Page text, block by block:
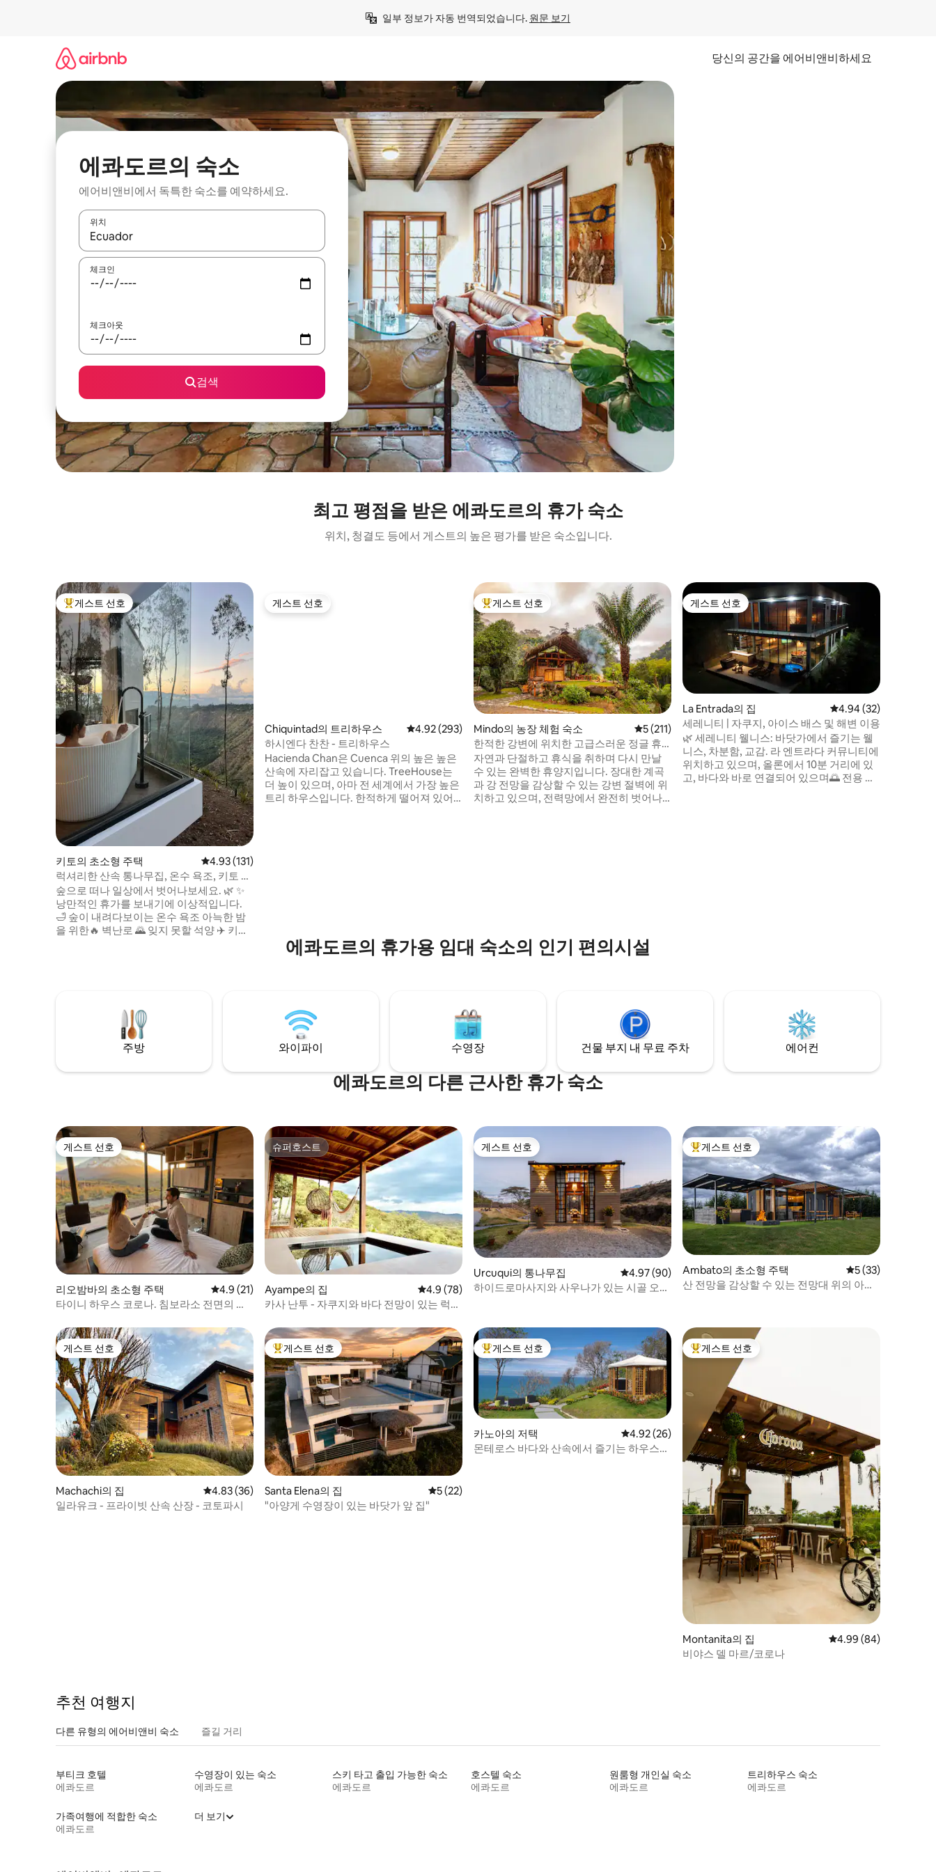
일부 정보가 자동 번역되었습니다. 원문 보기
당신의 공간을 에어비앤비하세요
에콰도르의 숙소
에어비앤비에서 독특한 숙소를 예약하세요.
위치
결과가 나오면 위·아래 화살표 키를 사용하거나 터치 또는 스와이프 동작으로 탐색하세요.
체크인
체크아웃
검색
최고 평점을 받은 에콰도르의 휴가 숙소
위치, 청결도 등에서 게스트의 높은 평가를 받은 숙소입니다.
상위 게스트 선호
게스트 선호
키토의 초소형 주택 평점 4.93점(5점 만점), 후기 131개
4.93 (131)
럭셔리한 산속 통나무집, 온수 욕조, 키토 공
항까지 20분
숲으로 떠나 일상에서 벗어나보세요. 🌿 ✨
낭만적인 휴가를 보내기에 이상적입니다.
🛁 숲이 내려다보이는 온수 욕조 아늑한 밤
을 위한🔥 벽난로 🌄 잊지 못할 석양 ✈️ 키토
긋하게 자연과 교감하며 시원한 코로나를
즐길 수 있는 곳입니다.
게스트 선호
게스트 선호
Chiquintad의 트리하우스 평점 4.92점(5점 만점), 후기 293개
4.92 (293)
하시엔다 찬찬 - 트리하우스
Hacienda Chan은 Cuenca 위의 높은 높은
산속에 자리잡고 있습니다. TreeHouse는
더 높이 있으며, 아마 전 세계에서 가장 높은
트리 하우스입니다. 한적하게 떨어져 있어
상위 게스트 선호
게스트 선호
Mindo의 농장 체험 숙소 평점 5점(5점 만점), 후기 211개
5 (211)
한적한 강변에 위치한 고급스러운 정글 휴
양지/농장 체험 숙소
자연과 단절하고 휴식을 취하며 다시 만날
수 있는 완벽한 휴양지입니다. 장대한 계곡
과 강 전망을 감상할 수 있는 강변 절벽에 위
치하고 있으며, 전력망에서 완전히 벗어나
게스트 선호
게스트 선호
La Entrada의 집 평점 4.94점(5점 만점),
4.94 (32)
세레니티 | 자쿠지, 아이스 배스 및 해변 이용
🌿 세레니티 웰니스: 바닷가에서 즐기는 웰
니스, 차분함, 교감. 라 엔트라다 커뮤니티에
위치하고 있으며, 올론에서 10분 거리에 있
고, 바다와 바로 연결되어 있으며🌅 전용 요
에콰도르의 휴가용 임대 숙소의 인기 편의시설
주방 와이파이 수영장 건물 부지 내 무료 주차 에어컨
에콰도르의 다른 근사한 휴가 숙소
게스트 선호
게스트 선호
리오밤바의 초소형 주택 평점 4.9점(5점 만점), 후기 21개
4.9 (21)
타이니 하우스 코로나. 침보라소 전면의 편
슈퍼호스트
슈퍼호스트
Ayampe의 집 평점 4.9점(5점 만점), 후기 78개
4.9 (78)
카사 난투 - 자쿠지와 바다 전망이 있는 럭셔
게스트 선호
게스트 선호
Urcuqui의 통나무집 평점 4.97점(5점 만점), 후기 90개
4.97 (90)
하이드로마사지와 사우나가 있는 시골 오두
상위 게스트 선호
게스트 선호
Ambato의 초소형 주택 평점 5점(5점 만점
5 (33)
산 전망을 감상할 수 있는 전망대 위의 아늑
게스트 선호
게스트 선호
Machachi의 집 평점 4.83점(5점 만점), 후기 36개
4.83 (36)
일라유크 - 프라이빗 산속 산장 - 코토파시
상위 게스트 선호
게스트 선호
Santa Elena의 집 평점 5점(5점 만점), 후기 22개
5 (22)
"아양게 수영장이 있는 바닷가 앞 집"
상위 게스트 선호
게스트 선호
카노아의 저택 평점 4.92점(5점 만점), 후기 26개
4.92 (26)
몬테로스 바다와 산속에서 즐기는 하우스파
상위 게스트 선호
게스트 선호
Montanita의 집 평점 4.99점(5점 만점),
4.99 (84)
비야스 델 마르/코로나
추천 여행지
다른 유형의 에어비앤비 숙소 즐길 거리
부티크 호텔
에콰도르
수영장이 있는 숙소
에콰도르
스키 타고 출입 가능한 숙소
에콰도르
호스텔 숙소
에콰도르
원룸형 개인실 숙소
에콰도르
트리하우스 숙소
에콰도르
가족여행에 적합한 숙소
에콰도르
더 보기